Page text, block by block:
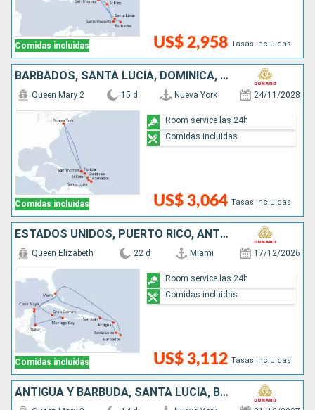
Comidas incluidas US$ 2,958 Tasas incluidas
BARBADOS, SANTA LUCIA, DOMINICA, ANTIGUA Y BARBUDA, ESTADOS UNIDOS
Comidas incluidas
Queen Mary 2 15 d Nueva York 24/11/2028
US$ 3,064 Tasas incluidas
Room service las 24h
Comidas incluidas
ESTADOS UNIDOS, PUERTO RICO, ANTIGUA Y BARBUDA, SANTA LUCIA, BARBADOS, SAN MARTÍN, ISLAS CAIMÁN, JAMAICA, HONDURAS, MÉXICO
Comidas incluidas
Queen Elizabeth 22 d Miami 17/12/2026
US$ 3,112 Tasas incluidas
Room service las 24h
Comidas incluidas
ANTIGUA Y BARBUDA, SANTA LUCIA, BARBADOS, DOMINICA, SAN MARTÍN, ESTADOS UNIDOS